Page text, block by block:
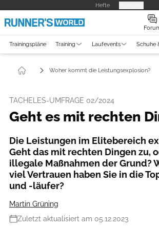
Hefte
Trainingspläne Training Laufevents Schuhe
Woher kommt die Leistungsexplosion?
TACHELES-UMFRAGE 02/2024
Geht es mit rechten
Die Leistungen im Elitebereich
Geht das mit rechten Dingen zu,
illegale Maßnahmen der Grund?
viel Vertrauen haben Sie in die
und -läufer?
Martin Grüning
Zuletzt aktualisiert am 05.12.2023